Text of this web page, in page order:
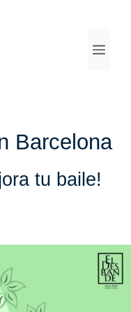
Menu
Barcelona
tu baile!